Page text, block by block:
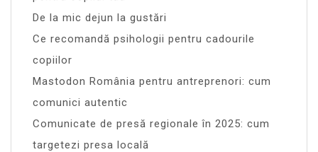
De la mic dejun la gustări
Ce recomandă psihologii pentru cadourile
copiilor
Mastodon România pentru antreprenori: cum
comunici autentic
Comunicate de presă regionale în 2025: cum
targetezi presa locală